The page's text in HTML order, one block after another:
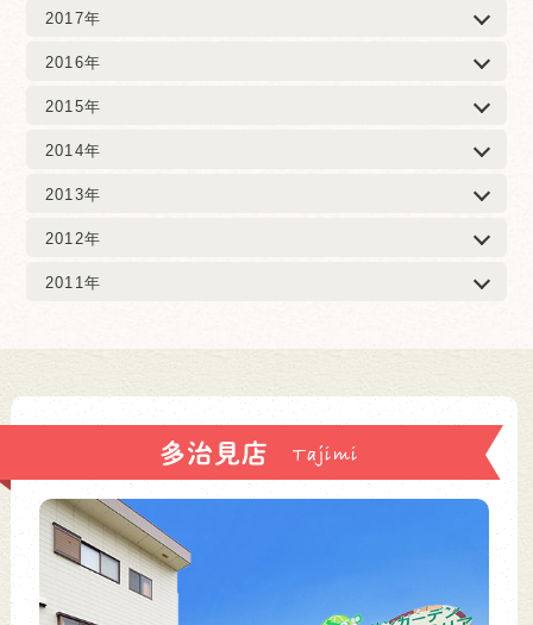
2017年
2016年
2015年
2014年
2013年
2012年
2011年
多治見店